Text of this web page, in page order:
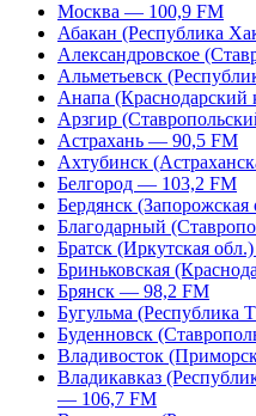
Москва — 100,9 FM
Абакан (Республика
Александровское
Альметьевск
Анапа
Арзгир
Астрахань — 90,5 FM
Ахтубинск
Белгород — 103,2 FM
Бердянск
Благодарный
Братск (Иркутская
Бриньковская
Брянск — 98,2 FM
Бугульма (Республика
Буденновск
Владивосток
Владикавказ
— 106,7 FM